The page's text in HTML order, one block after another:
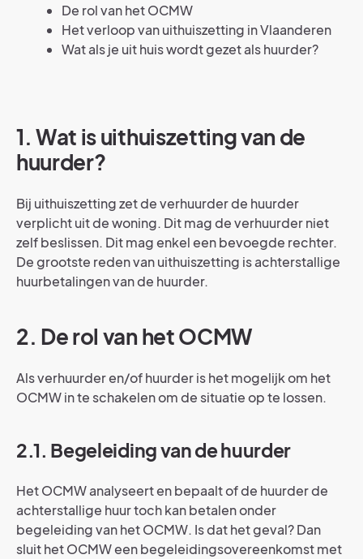
De rol van het OCMW
Het verloop van uithuiszetting in Vlaanderen
Wat als je uit huis wordt gezet als huurder?
1. Wat is uithuiszetting van de
huurder?
Bij uithuiszetting zet de verhuurder de huurder
verplicht uit de woning. Dit mag de verhuurder niet
zelf beslissen. Dit mag enkel een bevoegde rechter.
De grootste reden van uithuiszetting is achterstallige
huurbetalingen van de huurder.
2. De rol van het OCMW
Als verhuurder en/of huurder is het mogelijk om het
OCMW in te schakelen om de situatie op te lossen.
2.1. Begeleiding van de huurder
Het OCMW analyseert en bepaalt of de huurder de
achterstallige huur toch kan betalen onder
begeleiding van het OCMW. Is dat het geval? Dan
sluit het OCMW een begeleidingsovereenkomst met